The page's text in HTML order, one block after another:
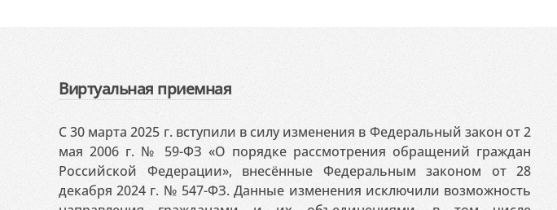
Виртуальная приемная
С 30 марта 2025 г. вступили в силу изменения в Федеральный закон от 2
мая 2006 г. № 59-ФЗ «О порядке рассмотрения обращений граждан
Российской Федерации», внесённые Федеральным законом от 28
декабря 2024 г. № 547-ФЗ. Данные изменения исключили возможность